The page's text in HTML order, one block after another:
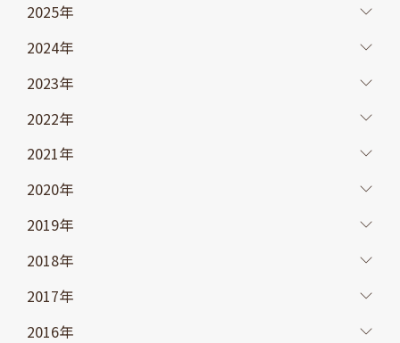
2025年
2024年
2023年
2022年
2021年
2020年
2019年
2018年
2017年
2016年